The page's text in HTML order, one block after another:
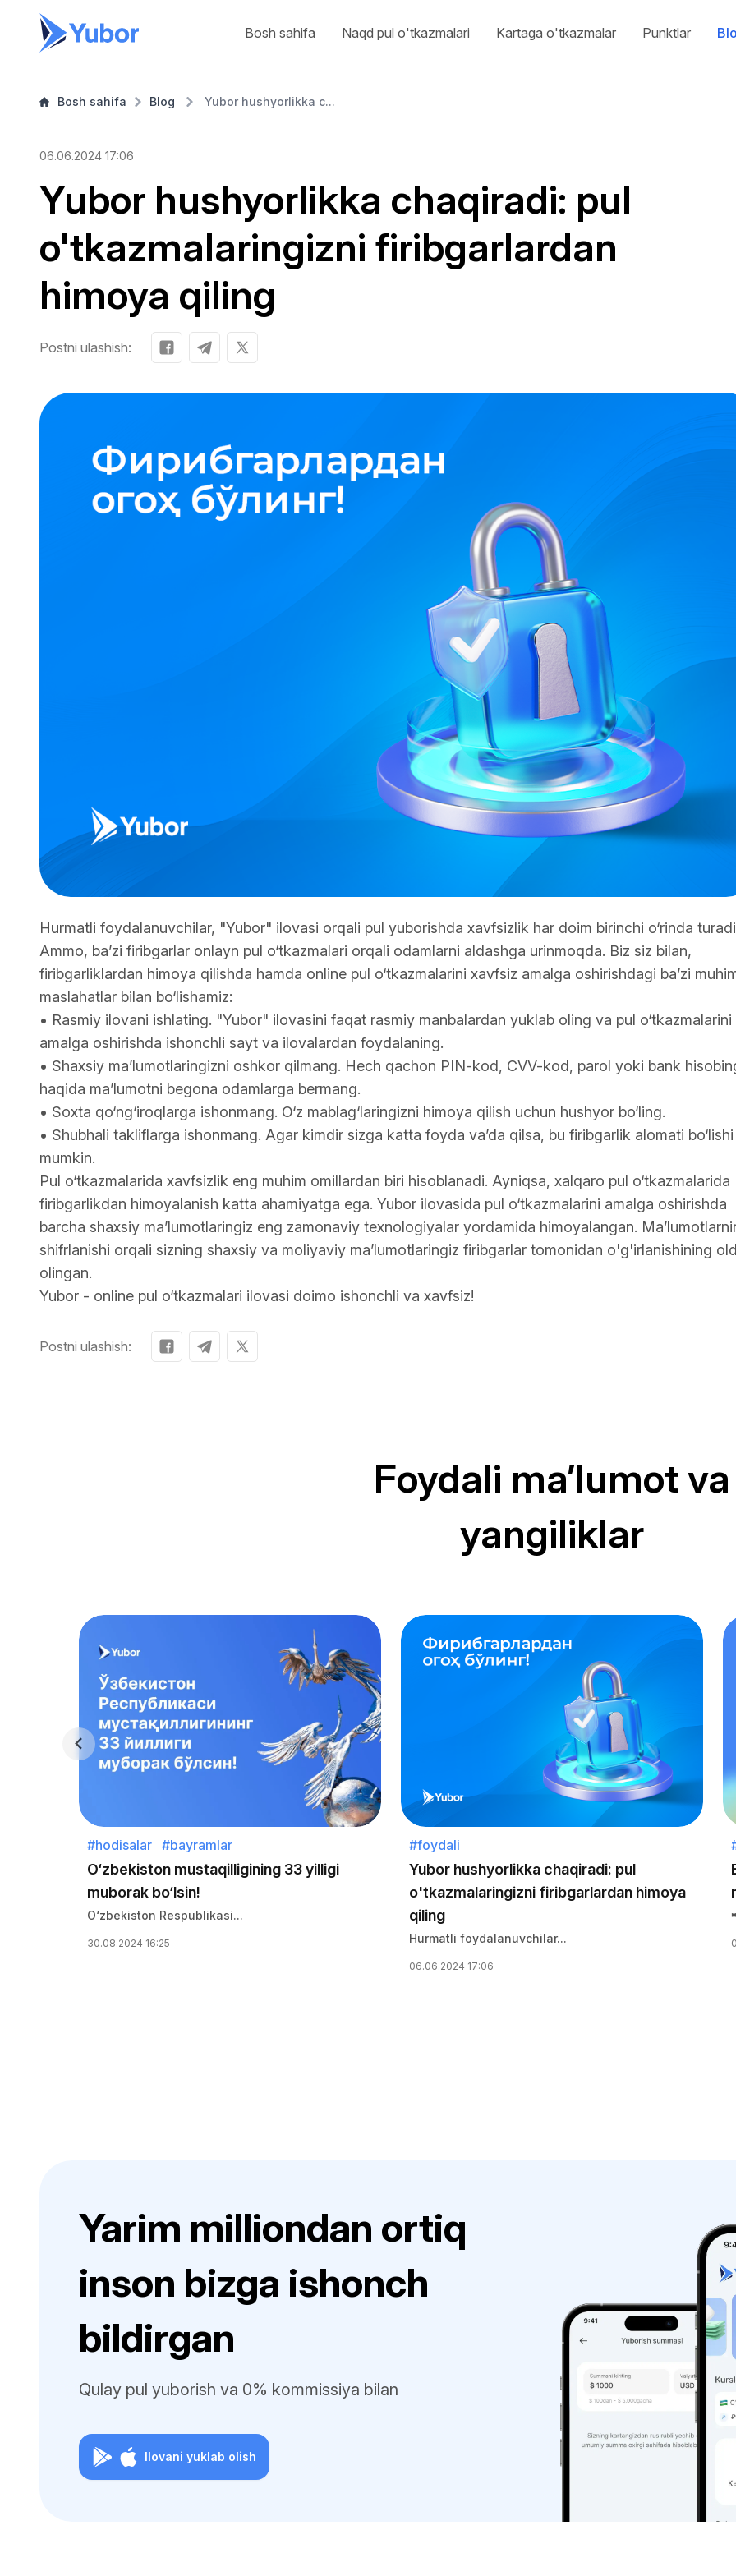
Bosh sahifa Naqd pul o'tkazmalari Kartaga o'tkazmalar Punktlar
Bosh sahifa Blog Yubor hushyorlikka c...
06.06.2024 17:06
Yubor hushyorlikka chaqiradi: pul
o'tkazmalaringizni firibgarlardan
himoya qiling
Postni ulashish:
Hurmatli foydalanuvchilar, "Yubor" ilovasi orqali pul yuborishda xavfsizlik har doim birinchi o‘rinda
Ammo, ba’zi firibgarlar onlayn pul o‘tkazmalari orqali odamlarni aldashga urinmoqda. Biz siz bilan,
firibgarliklardan himoya qilishda hamda online pul o‘tkazmalarini xavfsiz amalga oshirishdagi ba’zi
maslahatlar bilan bo‘lishamiz:
• Rasmiy ilovani ishlating. "Yubor" ilovasini faqat rasmiy manbalardan yuklab oling va pul o‘tkazmalarini
amalga oshirishda ishonchli sayt va ilovalardan foydalaning.
• Shaxsiy ma’lumotlaringizni oshkor qilmang. Hech qachon PIN-kod, CVV-kod, parol yoki bank
haqida ma’lumotni begona odamlarga bermang.
• Soxta qo‘ng‘iroqlarga ishonmang. O‘z mablag‘laringizni himoya qilish uchun hushyor bo‘ling.
• Shubhali takliflarga ishonmang. Agar kimdir sizga katta foyda va’da qilsa, bu firibgarlik alomati bo‘lishi
mumkin.
Pul o‘tkazmalarida xavfsizlik eng muhim omillardan biri hisoblanadi. Ayniqsa, xalqaro pul o‘tkazmalarida
firibgarlikdan himoyalanish katta ahamiyatga ega. Yubor ilovasida pul o‘tkazmalarini amalga oshirishda
barcha shaxsiy ma’lumotlaringiz eng zamonaviy texnologiyalar yordamida himoyalangan.
shifrlanishi orqali sizning shaxsiy va moliyaviy ma’lumotlaringiz firibgarlar tomonidan o'g'irlanishining
olingan.
Yubor - online pul o‘tkazmalari ilovasi doimo ishonchli va xavfsiz!
Postni ulashish:
Foydali ma’lumot va
yangiliklar
#hodisalar #bayramlar
O‘zbekiston mustaqilligining 33 yilligi
muborak bo‘lsin!
O‘zbekiston Respublikasi...
30.08.2024 16:25
#foydali
Yubor hushyorlikka chaqiradi: pul
o'tkazmalaringizni firibgarlardan himoya
qiling
Hurmatli foydalanuvchilar...
06.06.2024 17:06
Yarim milliondan ortiq
inson bizga ishonch
bildirgan
Qulay pul yuborish va 0% kommissiya bilan
Ilovani yuklab olish